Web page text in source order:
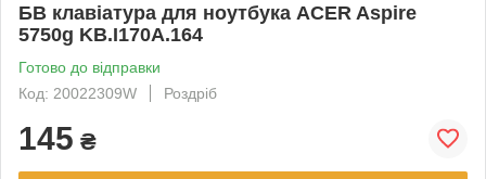
БВ клавіатура для ноутбука ACER Aspire
5750g KB.I170A.164
Готово до відправки
Код: 20022309W
Роздріб
145 ₴